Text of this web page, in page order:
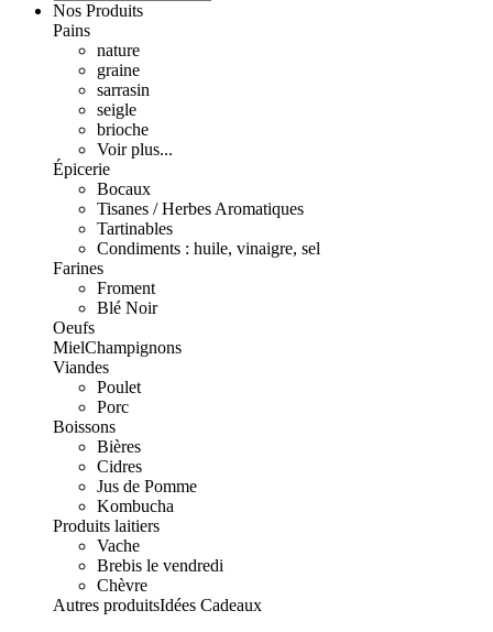
Nos Produits
Pains
nature
graine
sarrasin
seigle
brioche
Voir plus...
Épicerie
Bocaux
Tisanes / Herbes Aromatiques
Tartinables
Condiments : huile, vinaigre, sel
Farines
Froment
Blé Noir
Oeufs
MielChampignons
Viandes
Poulet
Porc
Boissons
Bières
Cidres
Jus de Pomme
Kombucha
Produits laitiers
Vache
Brebis le vendredi
Chèvre
Autres produitsIdées Cadeaux